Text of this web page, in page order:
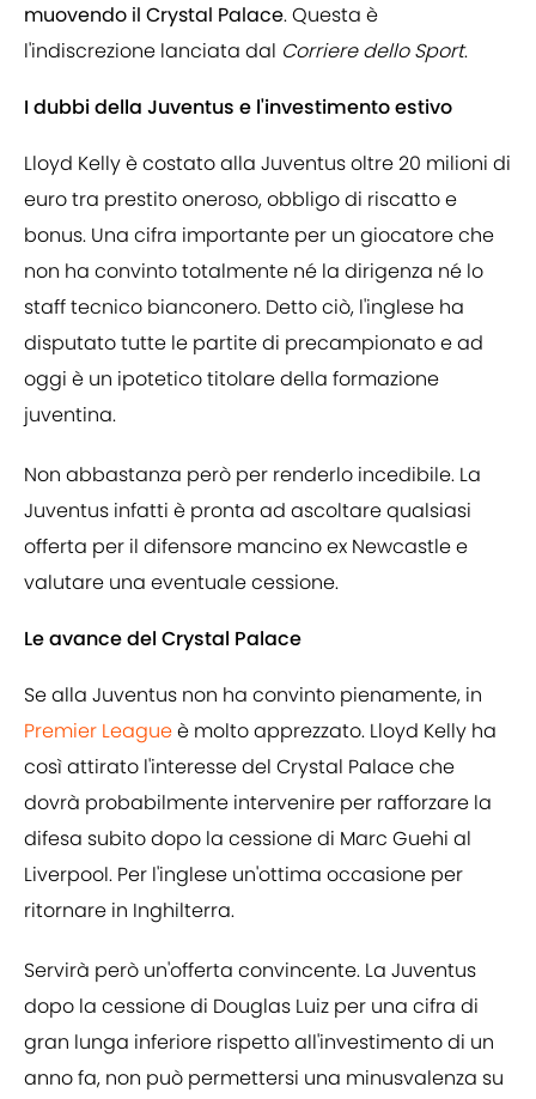
muovendo il Crystal Palace. Questa è
l'indiscrezione lanciata dal Corriere dello Sport.
I dubbi della Juventus e l'investimento estivo
Lloyd Kelly è costato alla Juventus oltre 20 milioni di
euro tra prestito oneroso, obbligo di riscatto e
bonus. Una cifra importante per un giocatore che
non ha convinto totalmente né la dirigenza né lo
staff tecnico bianconero. Detto ciò, l'inglese ha
disputato tutte le partite di precampionato e ad
oggi è un ipotetico titolare della formazione
juventina.
Non abbastanza però per renderlo incedibile. La
Juventus infatti è pronta ad ascoltare qualsiasi
offerta per il difensore mancino ex Newcastle e
valutare una eventuale cessione.
Le avance del Crystal Palace
Se alla Juventus non ha convinto pienamente, in
Premier Leagueè molto apprezzato. Lloyd Kelly ha
così attirato l'interesse del Crystal Palace che
dovrà probabilmente intervenire per rafforzare la
difesa subito dopo la cessione di Marc Guehi al
Liverpool. Per l'inglese un'ottima occasione per
ritornare in Inghilterra.
Servirà però un'offerta convincente. La Juventus
dopo la cessione di Douglas Luiz per una cifra di
gran lunga inferiore rispetto all'investimento di un
anno fa, non può permettersi una minusvalenza su